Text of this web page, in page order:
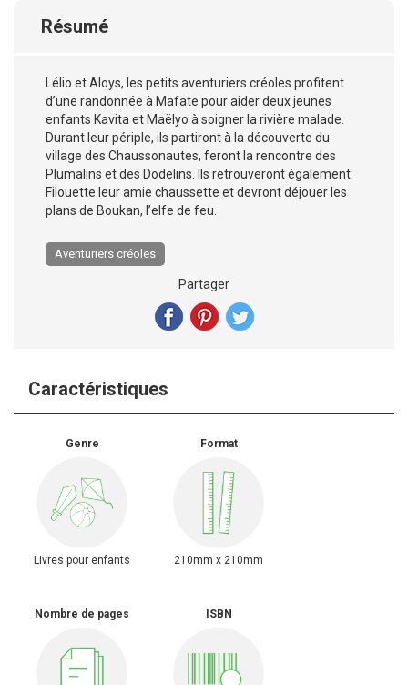
Résumé
Lélio et Aloys, les petits aventuriers créoles profitent
d’une randonnée à Mafate pour aider deux jeunes
enfants Kavita et Maëlyo à soigner la rivière malade.
Durant leur périple, ils partiront à la découverte du
village des Chaussonautes, feront la rencontre des
Plumalins et des Dodelins. Ils retrouveront également
Filouette leur amie chaussette et devront déjouer les
plans de Boukan, l’elfe de feu.
Aventuriers créoles
Partager
Caractéristiques
Genre
Livres pour enfants
Format
210mm x 210mm
Nombre de pages ISBN